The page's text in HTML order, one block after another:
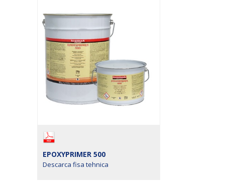
EPOXYPRIMER 500
Descarca fisa tehnica